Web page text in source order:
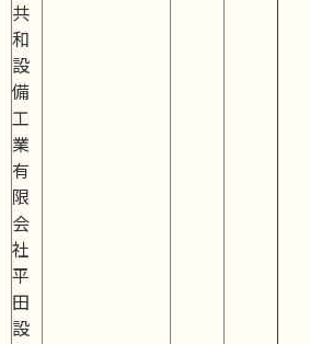
共
和
設
備
工
業
有
限
会
社
平
田
設